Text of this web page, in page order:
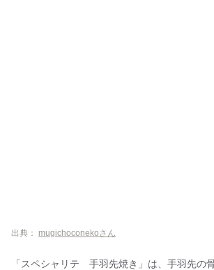
出典： mugichoconekoさん
「スペシャリテ 手羽先焼き」は、手羽先の